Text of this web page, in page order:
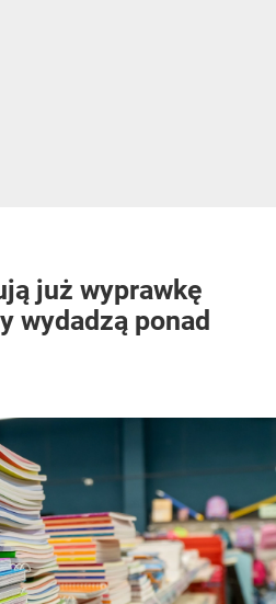
już wyprawkę
wydadzą ponad